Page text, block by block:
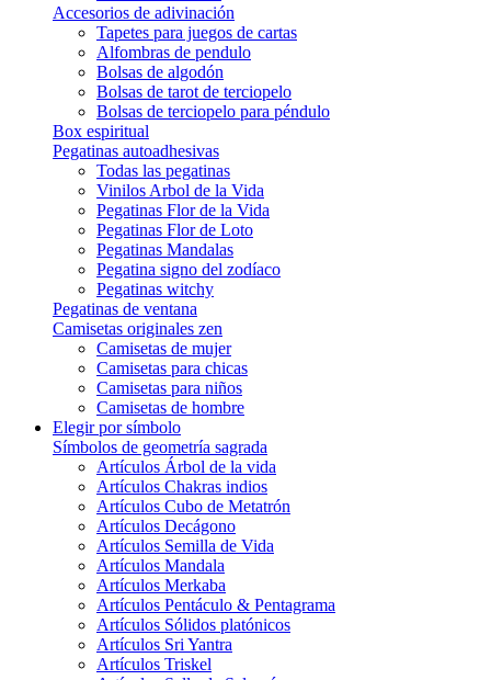
Accesorios de adivinación
Tapetes para juegos de cartas
Alfombras de pendulo
Bolsas de algodón
Bolsas de tarot de terciopelo
Bolsas de terciopelo para péndulo
Box espiritual
Pegatinas autoadhesivas
Todas las pegatinas
Vinilos Arbol de la Vida
Pegatinas Flor de la Vida
Pegatinas Flor de Loto
Pegatinas Mandalas
Pegatina signo del zodíaco
Pegatinas witchy
Pegatinas de ventana
Camisetas originales zen
Camisetas de mujer
Camisetas para chicas
Camisetas para niños
Camisetas de hombre
Elegir por símbolo
Símbolos de geometría sagrada
Artículos Árbol de la vida
Artículos Chakras indios
Artículos Cubo de Metatrón
Artículos Decágono
Artículos Semilla de Vida
Artículos Mandala
Artículos Merkaba
Artículos Pentáculo & Pentagrama
Artículos Sólidos platónicos
Artículos Sri Yantra
Artículos Triskel